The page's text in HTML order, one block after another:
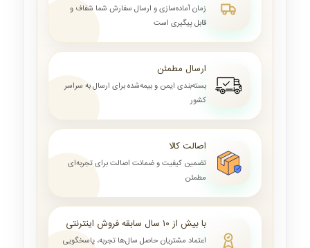
زمان آماده‌سازی و ارسال سفارش شما شفاف و
قابل پیگیری است
ارسال مطمئن
بسته‌بندی ایمن و بیمه‌شده برای ارسال به سراسر
کشور
اصالت کالا
تضمین کیفیت و ضمانت اصالت برای تجربه‌ای
مطمئن
با بیش از ۱۰ سال سابقه فروش اینترنتی
اعتماد مشتریان حاصل سال‌ها تجربه، پاسخگویی